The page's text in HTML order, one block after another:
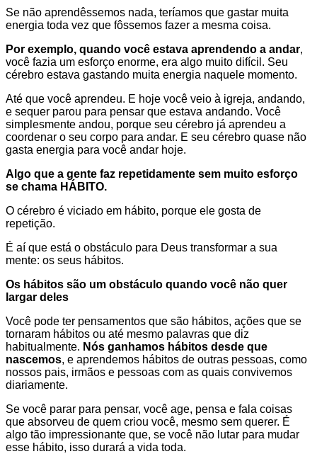
Se não aprendêssemos nada, teríamos que gastar muita
energia toda vez que fôssemos fazer a mesma coisa.
Por exemplo, quando você estava aprendendo a andar,
você fazia um esforço enorme, era algo muito difícil. Seu
cérebro estava gastando muita energia naquele momento.
Até que você aprendeu. E hoje você veio à igreja, andando,
e sequer parou para pensar que estava andando. Você
simplesmente andou, porque seu cérebro já aprendeu a
coordenar o seu corpo para andar. E seu cérebro quase não
gasta energia para você andar hoje.
Algo que a gente faz repetidamente sem muito esforço
se chama HÁBITO.
O cérebro é viciado em hábito, porque ele gosta de
repetição.
É aí que está o obstáculo para Deus transformar a sua
mente: os seus hábitos.
Os hábitos são um obstáculo quando você não quer
largar deles
Você pode ter pensamentos que são hábitos, ações que se
tornaram hábitos ou até mesmo palavras que diz
habitualmente. Nós ganhamos hábitos desde que
nascemos, e aprendemos hábitos de outras pessoas, como
nossos pais, irmãos e pessoas com as quais convivemos
diariamente.
Se você parar para pensar, você age, pensa e fala coisas
que absorveu de quem criou você, mesmo sem querer. É
algo tão impressionante que, se você não lutar para mudar
esse hábito, isso durará a vida toda.